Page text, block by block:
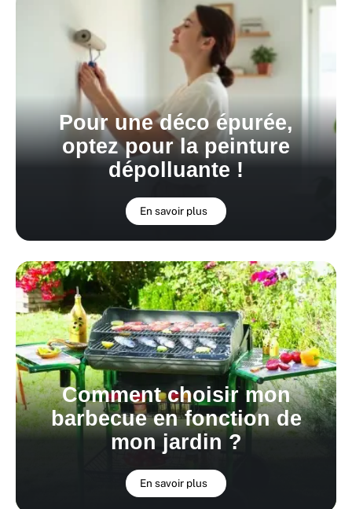
Pour une déco épurée,
optez pour la peinture
dépolluante !
En savoir plus
Comment choisir mon
barbecue en fonction de
mon jardin ?
En savoir plus